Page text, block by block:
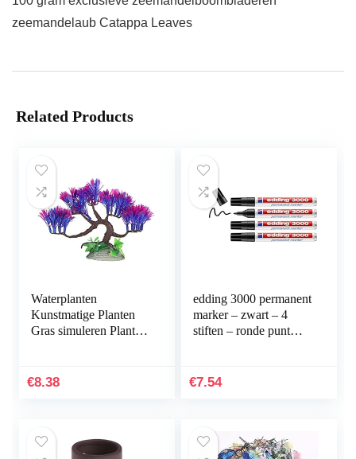
zeemandelaub Catappa Leaves
Related Products
Waterplanten
Kunstmatige Planten
Gras simuleren Planten
Aquarium Groen
€8.38
edding 3000 permanent
marker – zwart – 4
stiften – ronde punt
permanent marker –
€7.54